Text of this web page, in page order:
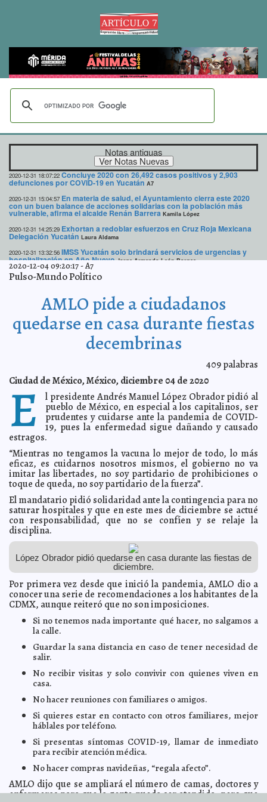
Notas antiguas
2020-12-31 18:07:22 Concluye 2020 con 26,492 casos positivos y 2,903
defunciones por COVID-19 en Yucatán A7
2020-12-31 15:04:57 En materia de salud, el Ayuntamiento cierra este 2020
con un buen balance de acciones solidarias con la población más
vulnerable, afirma el alcalde Renán Barrera Kamila López
2020-12-31 14:25:29 Exhortan a redoblar esfuerzos en Cruz Roja Mexicana
Delegación Yucatán Laura Aldama
2020-12-31 13:32:56 IMSS Yucatán solo brindará servicios de urgencias y
hospitalización en Año Nuevo Jorge Armando León Borges
2020-12-29 10:54:07 Fallece Miguel Gutiérrez Machado, distinguido panista
y ex diputado federal
2020-12-28 08:34:32 Fallece Armando Manzanero A7
2020-12-25 15:15:46 IMSS Yucatán atendió dos nacimientos en Navidad
Carmen Alicia Briceño Sánchez
Reporta SSY nacimientos en hospitales de Yucatán
Celebran Navidad en un ambiente seguro las familias
2020-12-24 16:34:28 Personas privadas de su libertad pasan la víspera de
Navidad con Misa y Cena especial Jorge Armando León Borges
2020-12-23 20:37:13 Inicia operativo preventivo en sitios de distribución y
venta de pirotecnia Eduardo Ignacio Ramos Pérez
2020-12-23 20:05:29 El Ayuntamiento de Mérida suspenderá servicios de
recolección de basura y otros programas el 25 de diciembre y 1 de
2020-12-23 10:01:31 En su última sesión ordinaria del 2020, el Cabildo de
Mérida aprueba temas de interés general para la ciudadanía Kamila
López
Arriba a México avión con primer lote de vacuna contra
COVID-19 de Pfizer A7
2020-12-20 17:58:23 El alcalde Renán Barrera trabaja de la mano con el
sector restaurantero para consolidar a Mérida como un destino
gastronómico
2020-12-20 17:56:31 Reporta OMS nuevo récord mundial de casos diarios
de Covid-19 Jorge Armando León Borges
2020-12-19 07:48:26 Aprueba EU vacuna Covid-19 de Moderna
2020-12-19 07:29:11 EN VIVO: Conferencia "Empresarios, líderes políticos y
sociales, unidos a favor de salvar vidas con el CDS" A7
2020-12-18 15:52:54 El Ayuntamiento llega a más personas con cursos de
capacitación en línea para potenciar su desarrollo y bienestar integral,
señala el alcalde Renán Barrera Laura Aldama
2020-12-17 08:12:16
decembrinas
2020-12-16 20:27:40 El Ayuntamiento de Mérida entrega lentes gratuitos a la
población más vulnerable
2020-12-16 20:23:04 El salario mínimo en Mexico será de 141.70 pesos en
2020-12-16 19:32:31 Fallece Gerardo Acevedo Macari, director de
Gobernación del Ayuntamiento de Mérida
2020-12-14 19:18:15 El Ayuntamiento de Mérida fomenta una Navidad
amigable con el medioambiente Laura Aldama
2020-12-12 09:57:37 Agotadas, enfermeras miran con tristeza la indolencia
de la gente ante el COVID-19 Laura Aldama
2020-12-12 09:09:00 Diputados reviven padrón fallido de telefonía celular A7
2020-12-04 09:20:17-A7
Pulso-Mundo Político
AMLO pide a ciudadanos
quedarse en casa durante fiestas
decembrinas
409palabras
Ciudad de México, México, diciembre 04 de 2020
E l presidente Andrés Manuel López Obrador pidió al
pueblo de México, en especial a los capitalinos, ser
prudentes y cuidarse ante la pandemia de COVID-
19, pues la enfermedad sigue dañando y causado
estragos.
“Mientras no tengamos la vacuna lo mejor de todo, lo más
eficaz, es cuidarnos nosotros mismos, el gobierno no va
imitar las libertades, no soy partidario de prohibiciones o
toque de queda, no soy partidario de la fuerza”.
El mandatario pidió solidaridad ante la contingencia para no
saturar hospitales y que en este mes de diciembre se actué
con responsabilidad, que no se confíen y se relaje la
disciplina.
López Obrador pidió quedarse en casa durante las fiestas de
diciembre.
Por primera vez desde que inició la pandemia, AMLO dio a
conocer una serie de recomendaciones a los habitantes de la
CDMX, aunque reiteró que no son imposiciones.
Si no tenemos nada importante qué hacer, no salgamos a
la calle.
Guardar la sana distancia en caso de tener necesidad de
salir.
No recibir visitas y solo convivir con quienes viven en
casa.
No hacer reuniones con familiares o amigos.
Si quieres estar en contacto con otros familiares, mejor
háblales por teléfono.
Si presentas síntomas COVID-19, llamar de inmediato
para recibir atención médica.
No hacer compras navideñas, “regala afecto”.
AMLO dijo que se ampliará el número de camas, doctores y
enfermeras para que la gente pueda ser atendida, pero que